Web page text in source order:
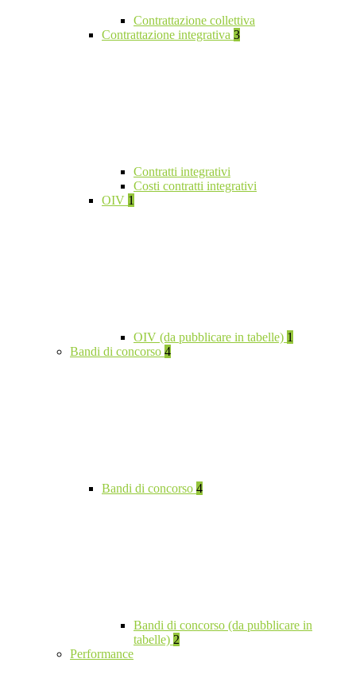
Contrattazione collettiva
Contrattazione integrativa 3
Contratti integrativi
Costi contratti integrativi
OIV 1
OIV (da pubblicare in tabelle) 1
Bandi di concorso 4
Bandi di concorso 4
Bandi di concorso (da pubblicare in
tabelle) 2
Performance